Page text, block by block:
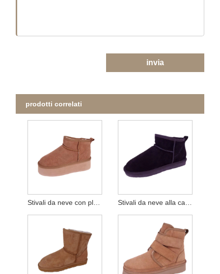
invia
prodotti correlati
Stivali da neve con plateau in vera pelle scamosciata da donna Stivali da neve alla caviglia in pelle scamosciata di mucca da donna